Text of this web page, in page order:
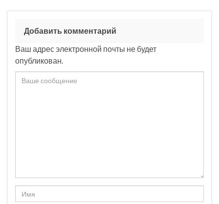
Добавить комментарий
Ваш адрес электронной почты не будет
опубликован.